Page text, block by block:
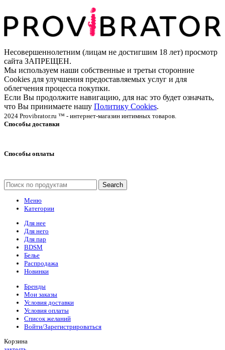
Несовершеннолетним (лицам не достигшим 18 лет) просмотр
сайта ЗАПРЕЩЕН.
Мы используем наши собственные и третьи сторонние
Cookies для улучшения предоставляемых услуг и для
облегчения процесса покупки.
Если Вы продолжите навигацию, для нас это будет означать,
что Вы принимаете нашу Политику Cookies.
2024 Provibrator.ru ™ - интернет-магазин интимных товаров.
Способы доставки
Способы оплаты
Search
Меню
Категории
Для нее
Для него
Для пар
BDSM
Белье
Распродажа
Новинки
Бренды
Мои заказы
Условия доставки
Условия оплаты
Список желаний
Войти/Зарегистрироваться
Корзина